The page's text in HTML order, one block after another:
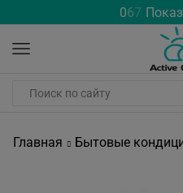
067
Главная Бытовые